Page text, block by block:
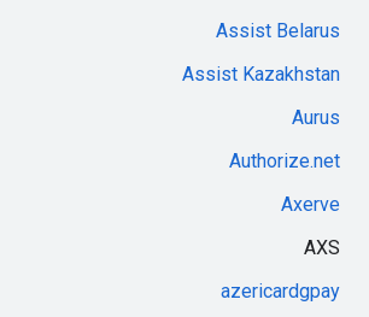
Assist Belarus
Assist Kazakhstan
Aurus
Authorize.net
Axerve
AXS
azericardgpay